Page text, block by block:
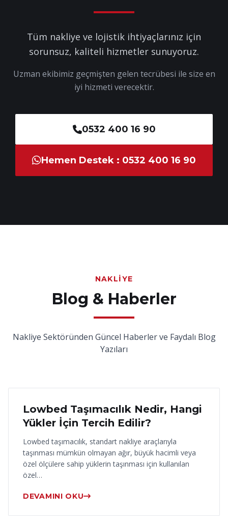
Tüm nakliye ve lojistik ihtiyaçlarınız için
sorunsuz, kaliteli hizmetler sunuyoruz.
Uzman ekibimiz geçmişten gelen tecrübesi ile size en
iyi hizmeti verecektir.
0532 400 16 90
Hemen Destek : 0532 400 16 90
NAKLIYE
Blog & Haberler
Nakliye Sektöründen Güncel Haberler ve Faydalı Blog
Yazıları
18 Haziran 2026
Lowbed Taşımacılık Nedir, Hangi
Yükler İçin Tercih Edilir?
Lowbed taşımacılık, standart nakliye araçlarıyla
taşınması mümkün olmayan ağır, büyük hacimli veya
özel ölçülere sahip yüklerin taşınması için kullanılan
özel…
DEVAMINI OKU